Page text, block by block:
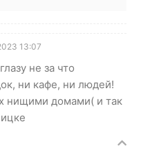
13:07
не за что
ни кафе, ни людей!
нищими домами( и так